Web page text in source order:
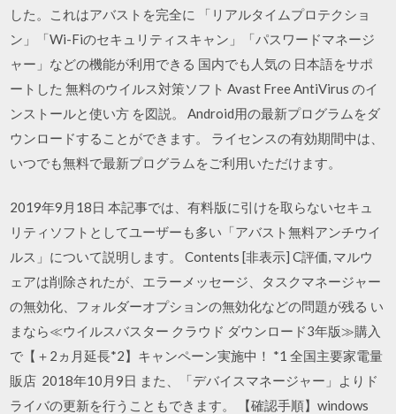
した。これはアバストを完全に 「リアルタイムプロテクショ
ン」「Wi-Fiのセキュリティスキャン」「パスワードマネージ
ャー」などの機能が利用できる 国内でも人気の 日本語をサポ
ートした 無料のウイルス対策ソフト Avast Free AntiVirus のイ
ンストールと使い方 を図説。 Android用の最新プログラムをダ
ウンロードすることができます。 ライセンスの有効期間中は、
いつでも無料で最新プログラムをご利用いただけます。
2019年9月18日 本記事では、有料版に引けを取らないセキュ
リティソフトとしてユーザーも多い「アバスト無料アンチウイ
ルス」について説明します。 Contents [非表示] C評価, マルウ
ェアは削除されたが、エラーメッセージ、タスクマネージャー
の無効化、フォルダーオプションの無効化などの問題が残る い
まなら≪ウイルスバスター クラウド ダウンロード3年版≫購入
で【＋2ヵ月延長*2】キャンペーン実施中！ *1 全国主要家電量
販店 2018年10月9日 また、「デバイスマネージャー」よりド
ライバの更新を行うこともできます。 【確認手順】windows